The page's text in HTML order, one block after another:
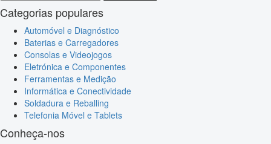
Categorias populares
Automóvel e Diagnóstico
Baterias e Carregadores
Consolas e Videojogos
Eletrónica e Componentes
Ferramentas e Medição
Informática e Conectividade
Soldadura e Reballing
Telefonia Móvel e Tablets
Conheça-nos